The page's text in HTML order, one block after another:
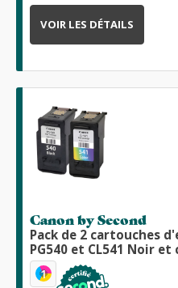
VOIR LES DÉTAILS
Canon by Second
Pack de 2 cartouches
PG540 et CL541 Noir et
1